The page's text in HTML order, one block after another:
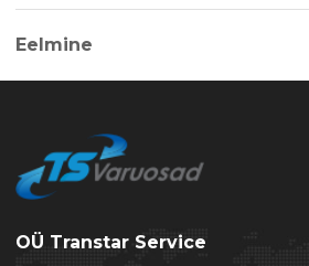
Eelmine
OÜ Transtar Service